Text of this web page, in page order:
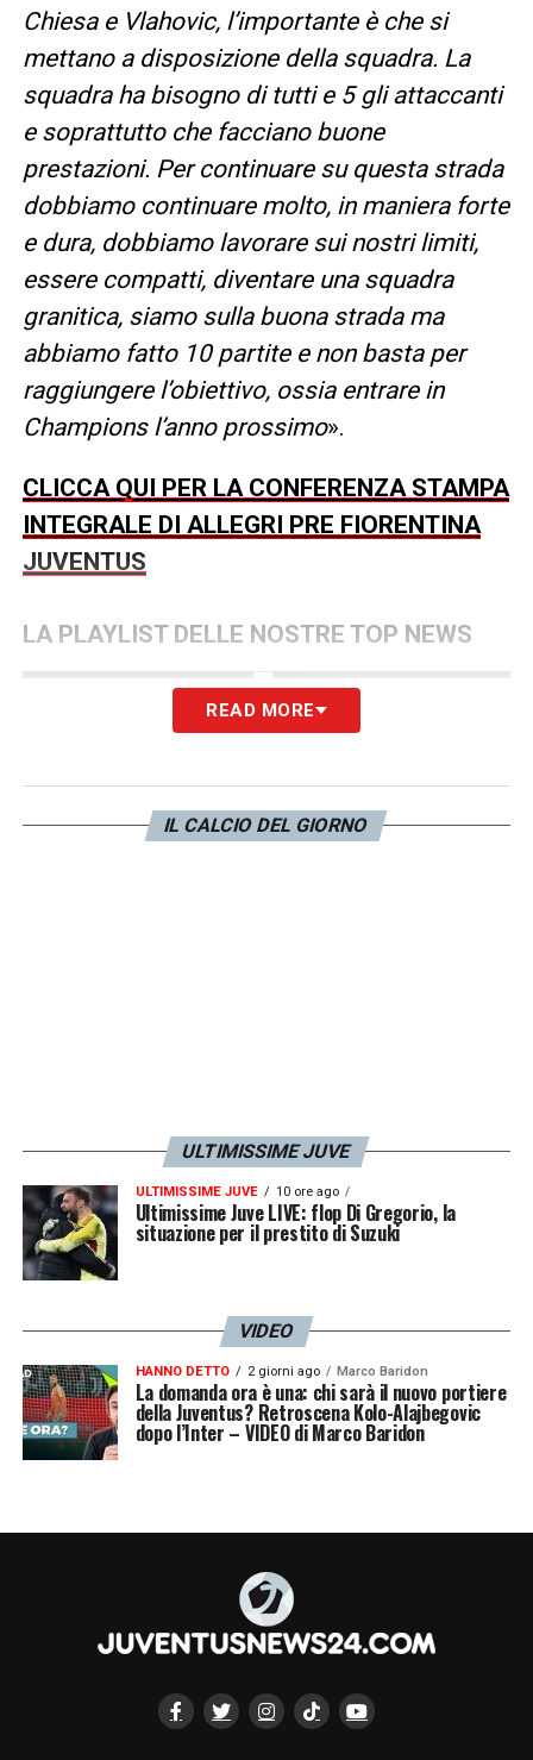
Chiesa e Vlahovic, l’importante è che si
mettano a disposizione della squadra. La
squadra ha bisogno di tutti e 5 gli attaccanti
e soprattutto che facciano buone
prestazioni. Per continuare su questa strada
dobbiamo continuare molto, in maniera forte
e dura, dobbiamo lavorare sui nostri limiti,
essere compatti, diventare una squadra
granitica, siamo sulla buona strada ma
abbiamo fatto 10 partite e non basta per
raggiungere l’obiettivo, ossia entrare in
Champions l’anno prossimo».
CLICCA QUI PER LA CONFERENZA STAMPA
INTEGRALE DI ALLEGRI PRE FIORENTINA
JUVENTUS
LA PLAYLIST DELLE NOSTRE TOP NEWS
READ MORE
IL CALCIO DEL GIORNO
ULTIMISSIME JUVE
ULTIMISSIME JUVE 10 ore ago
Ultimissime Juve LIVE: flop Di Gregorio, la
situazione per il prestito di Suzuki
VIDEO
HANNO DETTO 2 giorni ago Marco Baridon
La domanda ora è una: chi sarà il nuovo portiere
della Juventus? Retroscena Kolo-Alajbegovic
dopo l’Inter – VIDEO di Marco Baridon